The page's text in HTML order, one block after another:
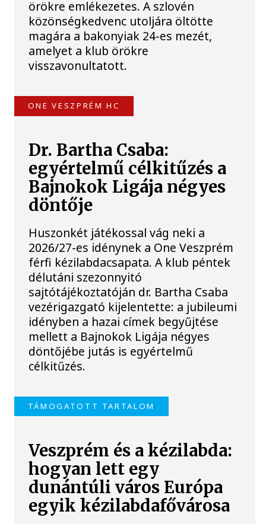
örökre emlékezetes. A szlovén
közönségkedvenc utoljára öltötte
magára a bakonyiak 24-es mezét,
amelyet a klub örökre
visszavonultatott.
ONE VESZPRÉM HC
Dr. Bartha Csaba:
egyértelmű célkitűzés a
Bajnokok Ligája négyes
döntője
Huszonkét játékossal vág neki a
2026/27-es idénynek a One Veszprém
férfi kézilabdacsapata. A klub péntek
délutáni szezonnyitó
sajtótájékoztatóján dr. Bartha Csaba
vezérigazgató kijelentette: a jubileumi
idényben a hazai címek begyűjtése
mellett a Bajnokok Ligája négyes
döntőjébe jutás is egyértelmű
célkitűzés.
TÁMOGATOTT TARTALOM
Veszprém és a kézilabda:
hogyan lett egy
dunántúli város Európa
egyik kézilabdafővárosa